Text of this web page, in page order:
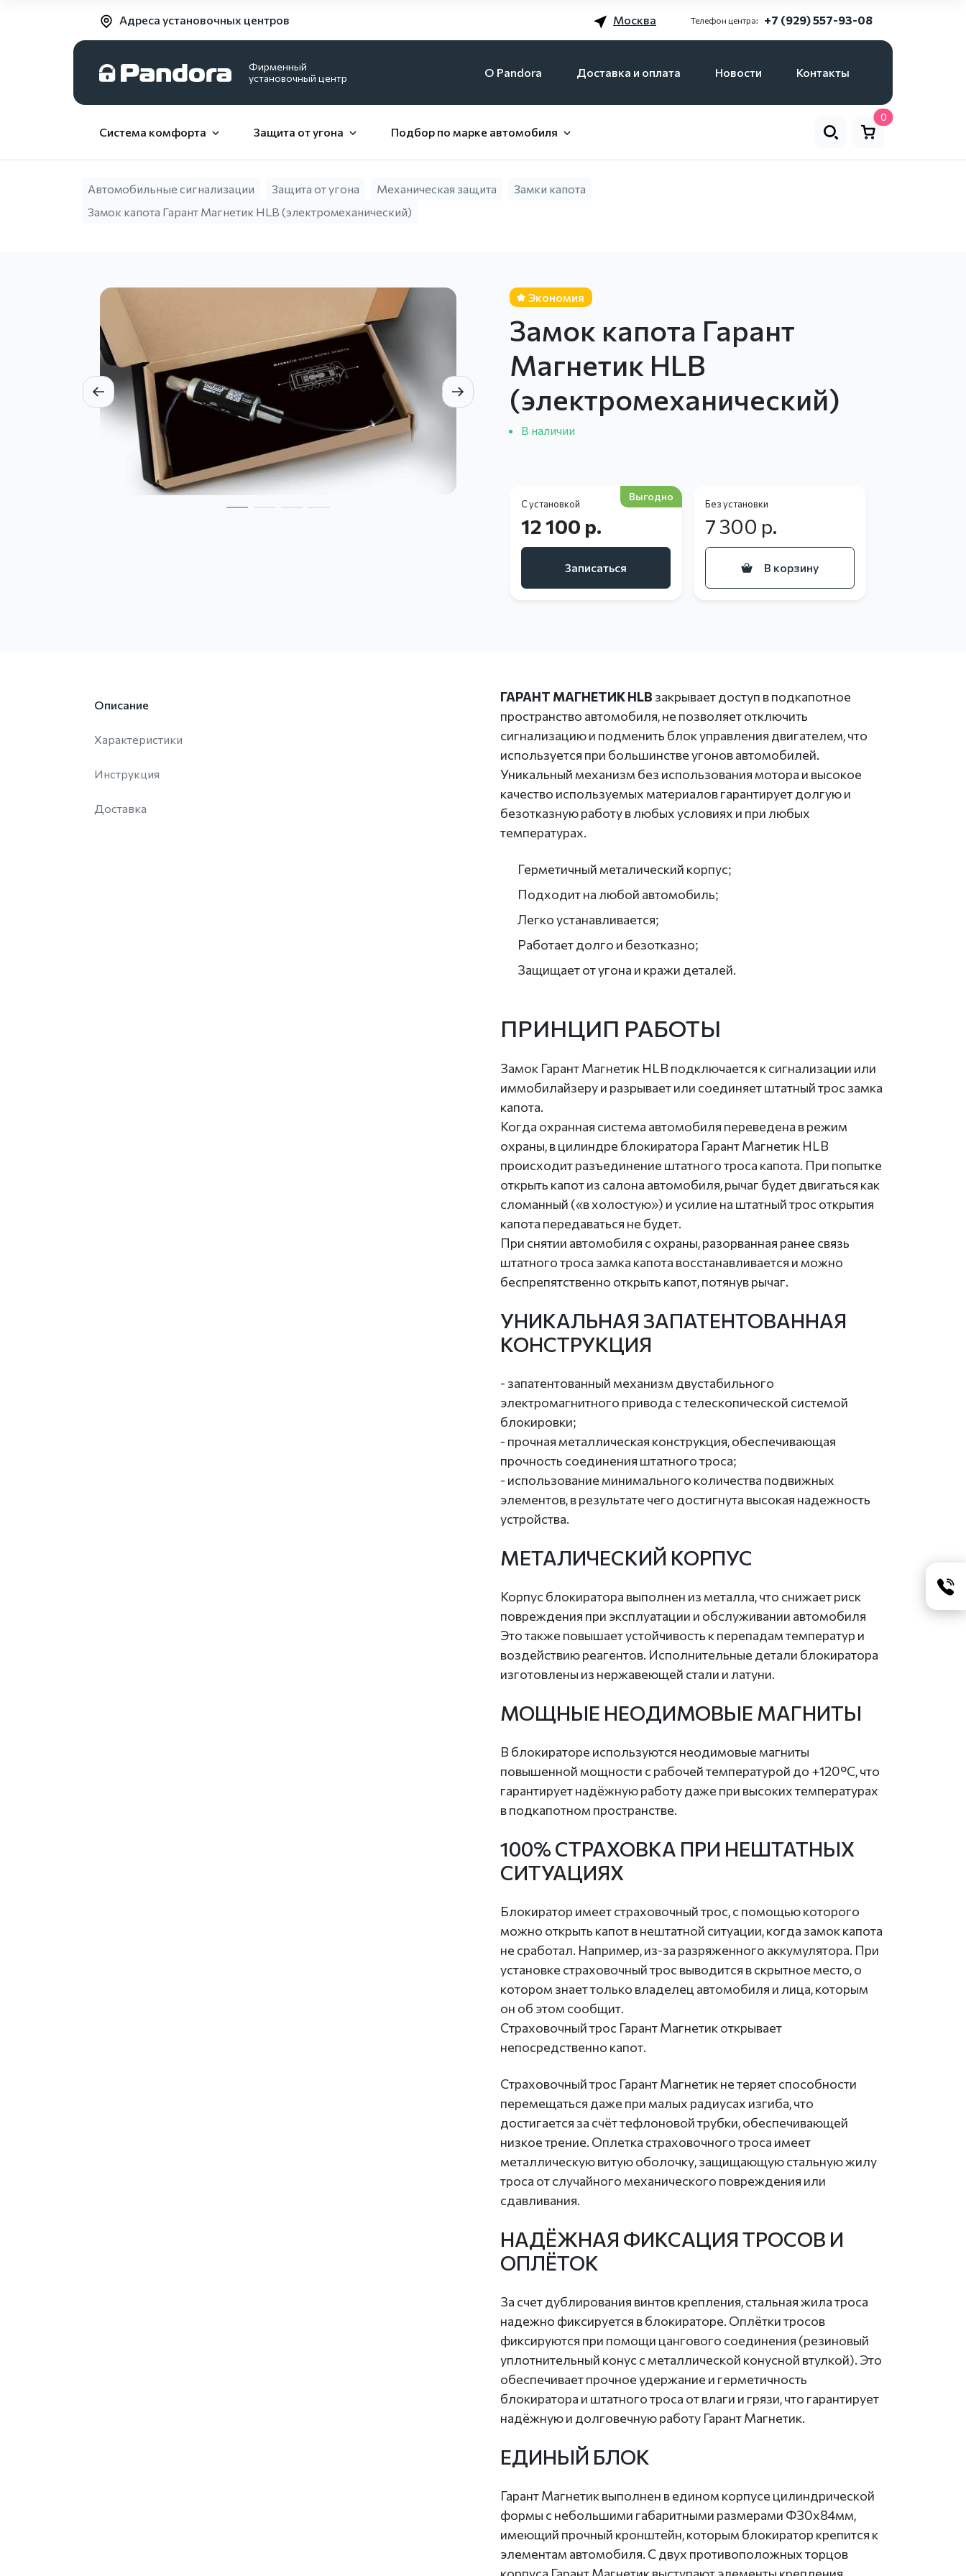
Адреса установочных центров Москва Телефон центра: +7 (929) 557-93-08
Фирменный
установочный центр
O Pandora Доставка и оплата Новости Контакты
Система комфорта Защита от угона Подбор по марке автомобиля
0
Автомобильные сигнализации Защита от угона Механическая защита
Замки капота
Замок капота Гарант Магнетик HLB (электромеханический)
Экономия
Замок капота Гарант
Магнетик HLB
(электромеханический)
В наличии
С установкой
Выгодно
12 100 р.
Записаться
Без установки
7 300 р.
В корзину
Описание
Характеристики
Инструкция
Доставка
ГАРАНТ МАГНЕТИК HLB закрывает доступ в подкапотное
пространство автомобиля, не позволяет отключить
сигнализацию и подменить блок управления двигателем, что
используется при большинстве угонов автомобилей.
Уникальный механизм без использования мотора и высокое
качество используемых материалов гарантирует долгую и
безотказную работу в любых условиях и при любых
температурах.
Герметичный металический корпус;
Подходит на любой автомобиль;
Легко устанавливается;
Работает долго и безотказно;
Защищает от угона и кражи деталей.
ПРИНЦИП РАБОТЫ
Замок Гарант Магнетик HLB подключается к сигнализации или
иммобилайзеру и разрывает или соединяет штатный трос замка
капота.
Когда охранная система автомобиля переведена в режим
охраны, в цилиндре блокиратора Гарант Магнетик HLB
происходит разъединение штатного троса капота. При попытке
открыть капот из салона автомобиля, рычаг будет двигаться как
сломанный («в холостую») и усилие на штатный трос открытия
капота передаваться не будет.
При снятии автомобиля с охраны, разорванная ранее связь
штатного троса замка капота восстанавливается и можно
беспрепятственно открыть капот, потянув рычаг.
УНИКАЛЬНАЯ ЗАПАТЕНТОВАННАЯ
КОНСТРУКЦИЯ
- запатентованный механизм двустабильного
электромагнитного привода с телескопической системой
блокировки;
- прочная металлическая конструкция, обеспечивающая
прочность соединения штатного троса;
- использование минимального количества подвижных
элементов, в результате чего достигнута высокая надежность
устройства.
МЕТАЛИЧЕСКИЙ КОРПУС
Корпус блокиратора выполнен из металла, что снижает риск
повреждения при эксплуатации и обслуживании автомобиля
Это также повышает устойчивость к перепадам температур и
воздействию реагентов. Исполнительные детали блокиратора
изготовлены из нержавеющей стали и латуни.
МОЩНЫЕ НЕОДИМОВЫЕ МАГНИТЫ
В блокираторе используются неодимовые магниты
повышенной мощности с рабочей температурой до +120°С, что
гарантирует надёжную работу даже при высоких температурах
в подкапотном пространстве.
100% СТРАХОВКА ПРИ НЕШТАТНЫХ
СИТУАЦИЯХ
Блокиратор имеет страховочный трос, с помощью которого
можно открыть капот в нештатной ситуации, когда замок капота
не сработал. Например, из-за разряженного аккумулятора. При
установке страховочный трос выводится в скрытное место, о
котором знает только владелец автомобиля и лица, которым
он об этом сообщит.
Страховочный трос Гарант Магнетик открывает
непосредственно капот.
Страховочный трос Гарант Магнетик не теряет способности
перемещаться даже при малых радиусах изгиба, что
достигается за счёт тефлоновой трубки, обеспечивающей
низкое трение. Оплетка страховочного троса имеет
металлическую витую оболочку, защищающую стальную жилу
троса от случайного механического повреждения или
сдавливания.
НАДЁЖНАЯ ФИКСАЦИЯ ТРОСОВ И
ОПЛЁТОК
За счет дублирования винтов крепления, стальная жила троса
надежно фиксируется в блокираторе. Оплётки тросов
фиксируются при помощи цангового соединения (резиновый
уплотнительный конус с металлической конусной втулкой). Это
обеспечивает прочное удержание и герметичность
блокиратора и штатного троса от влаги и грязи, что гарантирует
надёжную и долговечную работу Гарант Магнетик.
ЕДИНЫЙ БЛОК
Гарант Магнетик выполнен в едином корпусе цилиндрической
формы с небольшими габаритными размерами Ф30х84мм,
имеющий прочный кронштейн, которым блокиратор крепится к
элементам автомобиля. С двух противоположных торцов